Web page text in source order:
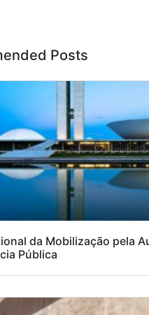
Posts
da Mobilização pela
Pública